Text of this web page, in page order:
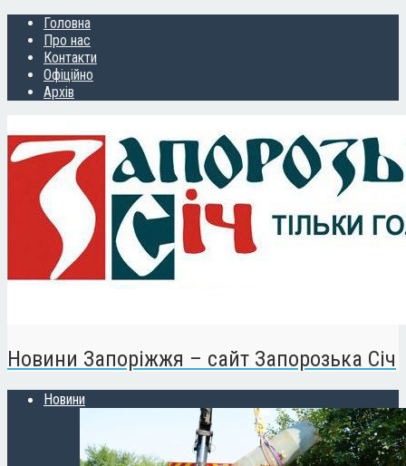
Головна
Про нас
Контакти
Офіційно
Архів
Новини Запоріжжя – сайт Запорозька Січ
Новини